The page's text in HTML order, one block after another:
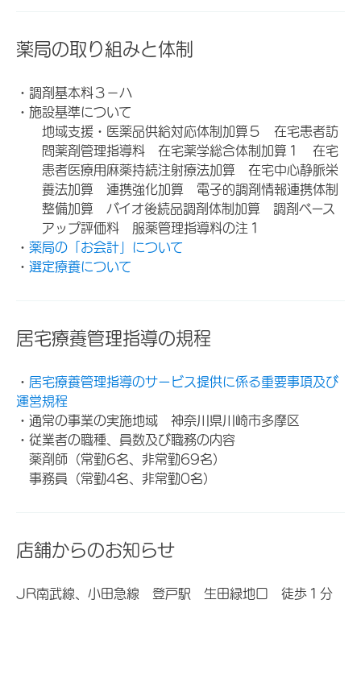
薬局の取り組みと体制
・調剤基本料３－ハ
・施設基準について
地域支援・医薬品供給対応体制加算５ 在宅患者訪
問薬剤管理指導料 在宅薬学総合体制加算１ 在宅
患者医療用麻薬持続注射療法加算 在宅中心静脈栄
養法加算 連携強化加算 電子的調剤情報連携体制
整備加算 バイオ後続品調剤体制加算 調剤ベース
アップ評価料 服薬管理指導料の注１
・ 薬局の「お会計」について
・ 選定療養について
居宅療養管理指導の規程
・ 居宅療養管理指導のサービス提供に係る重要事項及び
運営規程
・通常の事業の実施地域 神奈川県川崎市多摩区
・従業者の職種、員数及び職務の内容
薬剤師（常勤6名、非常勤69名）
事務員（常勤4名、非常勤0名）
店舗からのお知らせ
JR南武線、小田急線 登戸駅 生田緑地口 徒歩１分